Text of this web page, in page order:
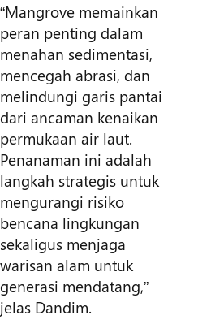
“Mangrove memainkan
peran penting dalam
menahan sedimentasi,
mencegah abrasi, dan
melindungi garis pantai
dari ancaman kenaikan
permukaan air laut.
Penanaman ini adalah
langkah strategis untuk
mengurangi risiko
bencana lingkungan
sekaligus menjaga
warisan alam untuk
generasi mendatang,”
jelas Dandim.